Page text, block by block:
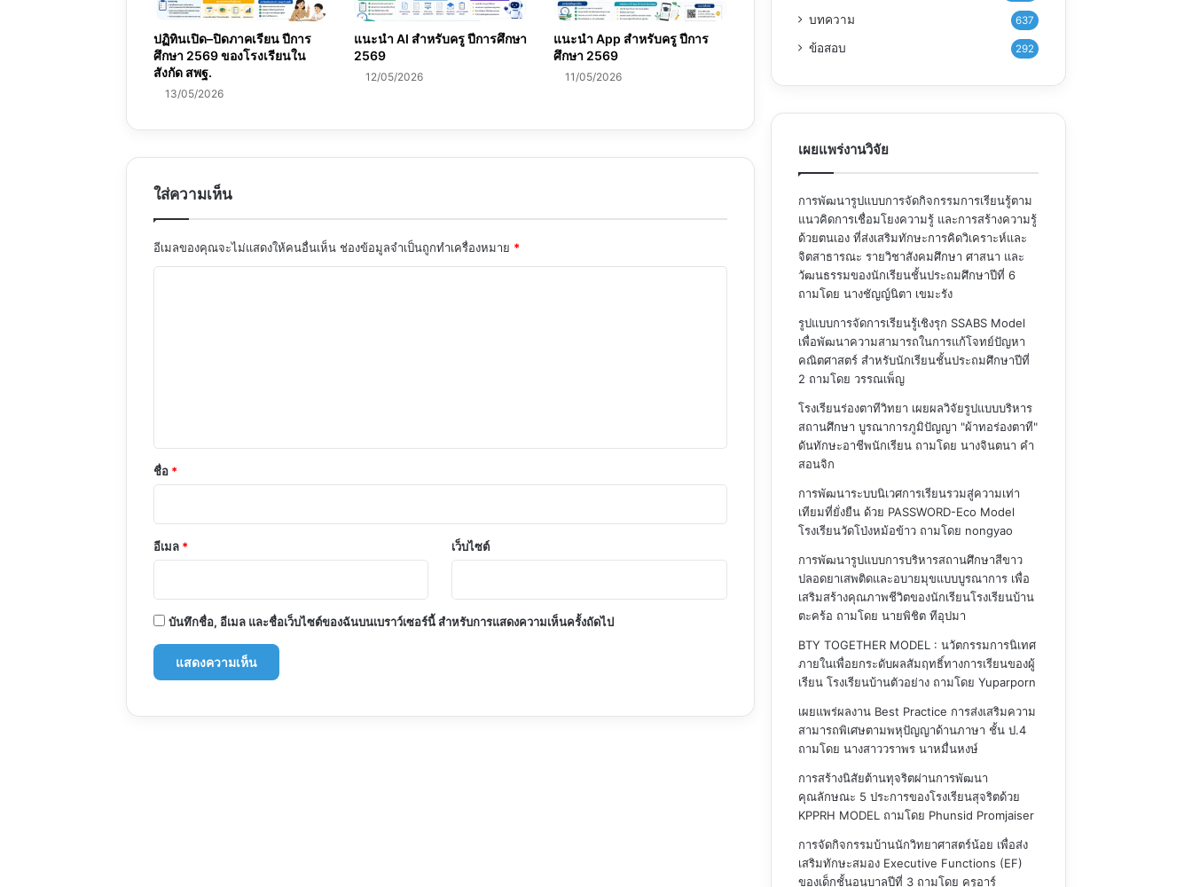
ปฏิทินเปิด–ปิดภาคเรียน ปีการ
ศึกษา 2569 ของโรงเรียนใน
สังกัด สพฐ.
13/05/2026
แนะนำ AI สำหรับครู ปีการศึกษา
2569
12/05/2026
แนะนำ App สำหรับครู ปีการ
ศึกษา 2569
11/05/2026
ใส่ความเห็น
อีเมลของคุณจะไม่แสดงให้คนอื่นเห็น ช่องข้อมูลจำเป็นถูกทำเครื่องหมาย *
*
ชื่อ *
อีเมล * เว็บไซต์
บันทึกชื่อ, อีเมล และชื่อเว็บไซต์ของฉันบนเบราว์เซอร์นี้ สำหรับการแสดงความเห็นครั้งถัดไป
บทความ 637
ข้อสอบ 292
เผยแพร่งานวิจัย
การพัฒนารูปแบบการจัดกิจกรรมการเรียนรู้ตาม
แนวคิดการเชื่อมโยงความรู้ และการสร้างความรู้
ด้วยตนเอง ที่ส่งเสริมทักษะการคิดวิเคราะห์และ
จิตสาธารณะ รายวิชาสังคมศึกษา ศาสนา และ
วัฒนธรรมของนักเรียนชั้นประถมศึกษาปีที่ 6
ถามโดย นางชัญญ์นิตา เขมะรัง
รูปแบบการจัดการเรียนรู้เชิงรุก SSABS Model
เพื่อพัฒนาความสามารถในการแก้โจทย์ปัญหา
คณิตศาสตร์ สำหรับนักเรียนชั้นประถมศึกษาปีที่
2 ถามโดย วรรณเพ็ญ
โรงเรียนร่องตาทีวิทยา เผยผลวิจัยรูปแบบบริหาร
สถานศึกษา บูรณาการภูมิปัญญา "ผ้าทอร่องตาที"
ดันทักษะอาชีพนักเรียนถามโดย นางจินตนา คำ
สอนจิก
การพัฒนาระบบนิเวศการเรียนรวมสู่ความเท่า
เทียมที่ยั่งยืน ด้วย PASSWORD-Eco Model
โรงเรียนวัดโป่งหม้อข้าวถามโดย nongyao
การพัฒนารูปแบบการบริหารสถานศึกษาสีขาว
ปลอดยาเสพติดและอบายมุขแบบบูรณาการ เพื่อ
เสริมสร้างคุณภาพชีวิตของนักเรียนโรงเรียนบ้าน
ตะคร้อ ถามโดย นายพิชิต ทีอุปมา
BTY TOGETHER MODEL : นวัตกรรมการนิเทศ
ภายในเพื่อยกระดับผลสัมฤทธิ์ทางการเรียนของผู้
เรียน โรงเรียนบ้านตัวอย่างถามโดย Yuparporn
เผยแพร่ผลงาน Best Practice การส่งเสริมความ
สามารถพิเศษตามพหุปัญญาด้านภาษา ชั้น ป.4
ถามโดย นางสาววราพร นาหมื่นหงษ์
การสร้างนิสัยต้านทุจริตผ่านการพัฒนา
คุณลักษณะ 5 ประการของโรงเรียนสุจริตด้วย
KPPRH MODELถามโดย Phunsid Promjaiser
การจัดกิจกรรมบ้านนักวิทยาศาสตร์น้อย เพื่อส่ง
เสริมทักษะสมอง Executive Functions (EF)
ของเด็กชั้นอนุบาลปีที่ 3ถามโดย ครูอาร์